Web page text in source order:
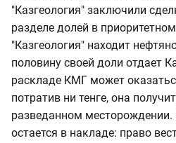
"Казгеология" заключили
разделе долей в
"Казгеология" находит
половину своей доли отдает
раскладе КМГ может
потратив ни тенге, она
разведанном
остается в накладе: право